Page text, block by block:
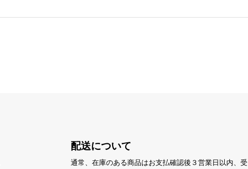
配送について
通常、在庫のある商品はお支払確認後３営業日以内、受